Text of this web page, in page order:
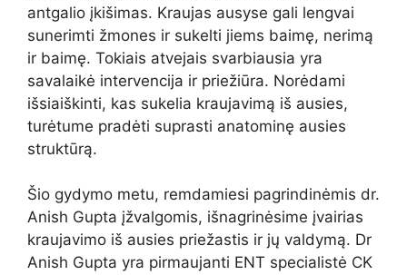
antgalio įkišimas. Kraujas ausyse gali lengvai
sunerimti žmones ir sukelti jiems baimę, nerimą
ir baimę. Tokiais atvejais svarbiausia yra
savalaikė intervencija ir priežiūra. Norėdami
išsiaiškinti, kas sukelia kraujavimą iš ausies,
turėtume pradėti suprasti anatominę ausies
struktūrą.
Šio gydymo metu, remdamiesi pagrindinėmis dr.
Anish Gupta įžvalgomis, išnagrinėsime įvairias
kraujavimo iš ausies priežastis ir jų valdymą. Dr
Anish Gupta yra pirmaujanti ENT specialistė CK